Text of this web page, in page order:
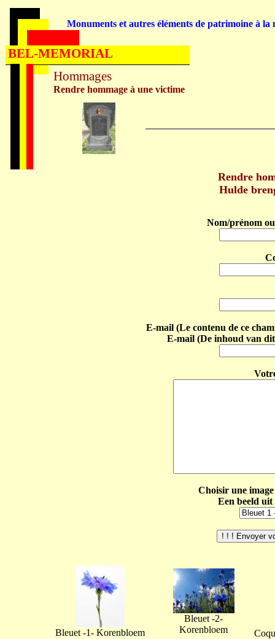
Rendre
Hulde
Nom/prénom
E-mail (Le contenu de ce
E-mail (De inhoud van
Choisir une
Een beeld
Bleuet -1- Korenbloem
Bleuet -2-
Korenbloem
Hommages
Rendre hommage à une victime
Monuments et autres éléments de patrimoine à la
BEL-MEMORIAL